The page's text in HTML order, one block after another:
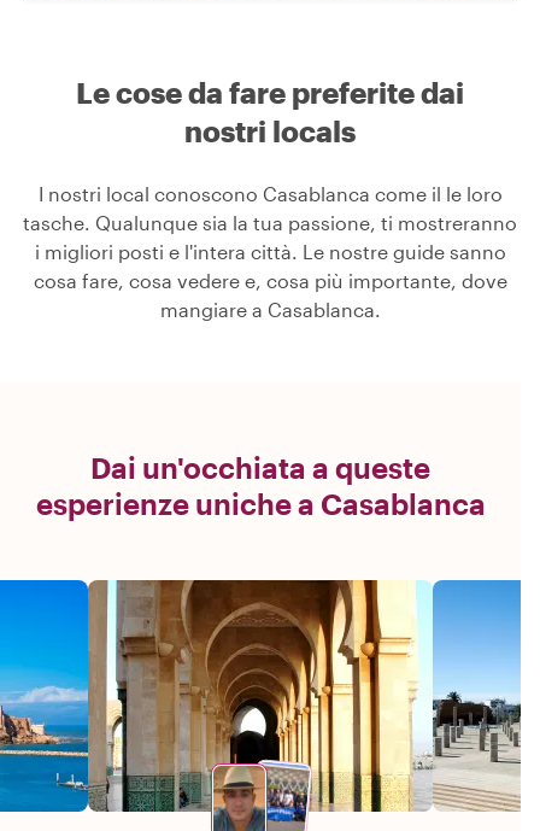
Le cose da fare preferite dai
nostri locals
I nostri local conoscono Casablanca come il le loro
tasche. Qualunque sia la tua passione, ti mostreranno
i migliori posti e l'intera città. Le nostre guide sanno
cosa fare, cosa vedere e, cosa più importante, dove
mangiare a Casablanca.
Dai un'occhiata a queste
esperienze uniche a Casablanca